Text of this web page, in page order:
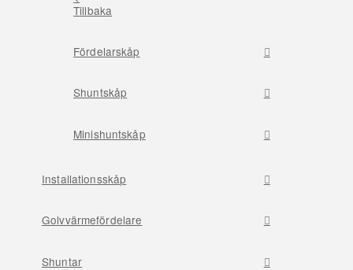
Tillbaka
Fördelarskåp
Shuntskåp
Minishuntskåp
Installationsskåp
Golvvärmefördelare
Shuntar